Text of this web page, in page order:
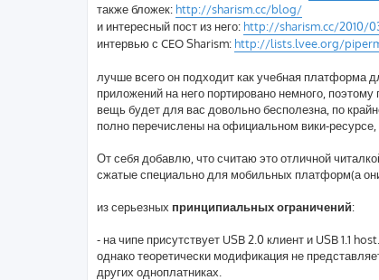
также бложек: http://sharism.cc/blog/
и интересный пост из него: http://sharism.cc/2010/
интервью с CEO Sharism: http://lists.lvee.org/
лучше всего он подходит как учебная платформа
приложений на него портировано немного,
вещь будет для вас довольно бесполезна, по
полно перечислены на официальном вики-
От себя добавлю, что считаю это отличной
сжатые специально для мобильных платформ(а
из серьезных принципиальных ограничений:
- на чипе присутствует USB 2.0 клиент и USB 1.1
однако теоретически модификация не
других одноплатниках.